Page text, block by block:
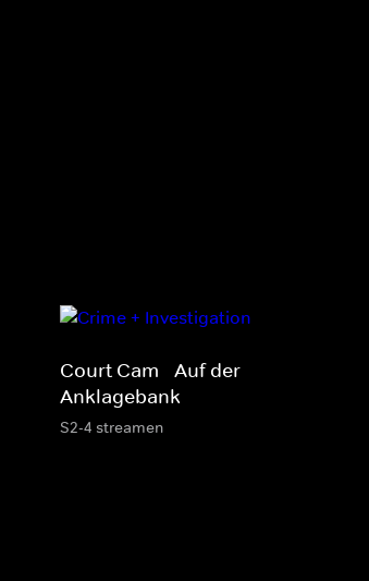
Court Cam - Auf der
Anklagebank
S2-4 streamen